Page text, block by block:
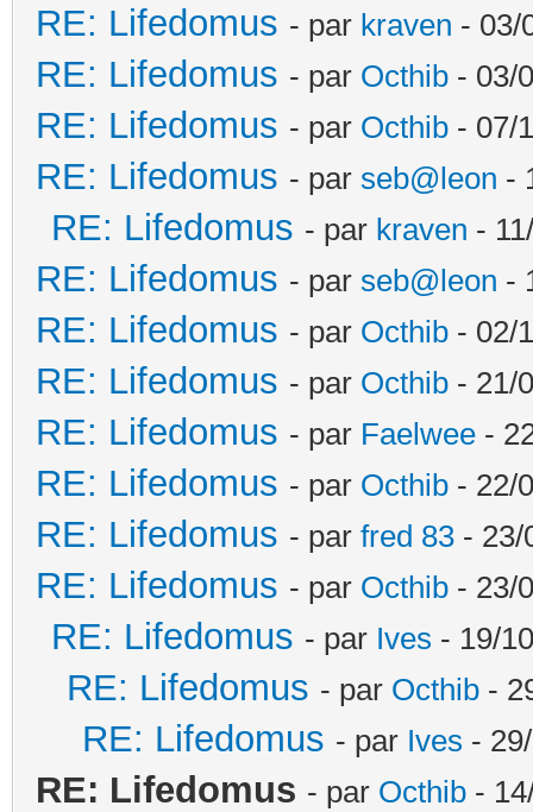
RE: Lifedomus - par kraven - 03/
RE: Lifedomus - par Octhib - 03/
RE: Lifedomus - par Octhib - 07/
RE: Lifedomus - par seb@leon -
RE: Lifedomus - par kraven -
RE: Lifedomus - par seb@leon -
RE: Lifedomus - par Octhib - 02/
RE: Lifedomus - par Octhib - 21/
RE: Lifedomus - par Faelwee -
RE: Lifedomus - par Octhib - 22/
RE: Lifedomus - par fred 83 - 23/
RE: Lifedomus - par Octhib - 23/
RE: Lifedomus - par Ives - 19/
RE: Lifedomus - par Octhib -
RE: Lifedomus - par Ives -
RE: Lifedomus - par Octhib -